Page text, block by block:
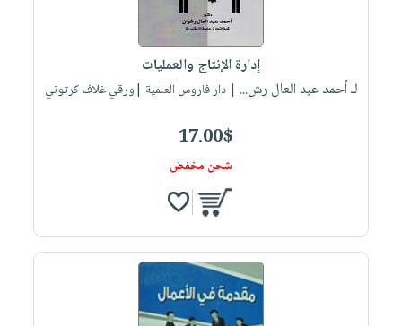
إدارة الإنتاج والعمليات
لـ أحمد عبد العال رش... | دار فاروس العلمية |ورقي غلاف كرتوني
17.00$
شحن مخفض